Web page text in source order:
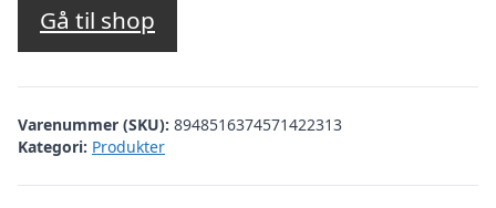
Gå til shop
Varenummer (SKU): 8948516374571422313
Kategori: Produkter